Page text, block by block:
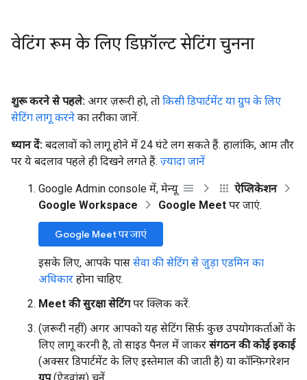
वेटिंग रूम के लिए डिफ़ॉल्ट सेटिंग चुनना
शुरू करने से पहले: अगर ज़रूरी हो, तो किसी डिपार्टमेंट या ग्रुप के लिए
सेटिंग लागू करने का तरीका जानें.
ध्यान दें: बदलावों को लागू होने में 24 घंटे लग सकते हैं. हालांकि, आम तौर
पर ये बदलाव पहले ही दिखने लगते हैं. ज़्यादा जानें
Google Admin console में, मेन्यू
ऐप्लिकेशन
Google Workspace
Google Meet पर जाएं.
Google Meet पर जाएं
इसके लिए, आपके पास सेवा की सेटिंग से जुड़ा एडमिन का
अधिकार होना चाहिए.
Meet की सुरक्षा सेटिंगपर क्लिक करें.
(ज़रूरी नहीं) अगर आपको यह सेटिंग सिर्फ़ कुछ उपयोगकर्ताओं के
लिए लागू करनी है, तो साइड पैनल में जाकर संगठन की कोई इकाई
(अक्सर डिपार्टमेंट के लिए इस्तेमाल की जाती है) या कॉन्फ़िगरेशन